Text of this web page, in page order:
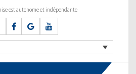
est autonome et indépendante